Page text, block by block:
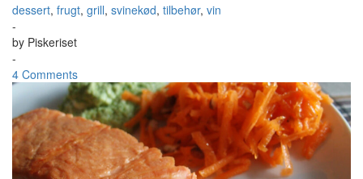
dessert, frugt, grill, svinekød, tilbehør, vin
-
by Piskeriset
-
4 Comments